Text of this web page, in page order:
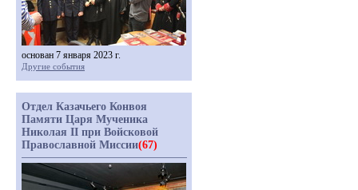
основан 7 января 2023 г.
Другие события
Отдел Казачьего Конвоя
Памяти Царя Мученика
Николая II при Войсковой
Православной Миссии(67)